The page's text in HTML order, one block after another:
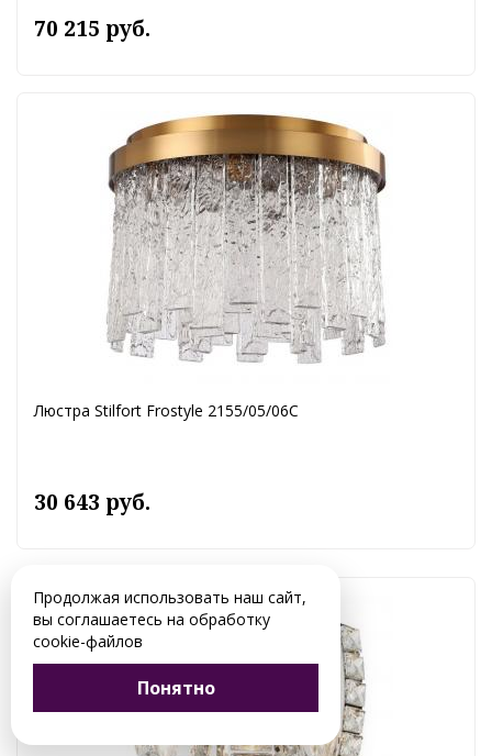
70 215 руб.
Люстра Stilfort Frostyle 2155/05/06C
30 643 руб.
Продолжая использовать наш сайт,
вы соглашаетесь на обработку
cookie-файлов
Понятно